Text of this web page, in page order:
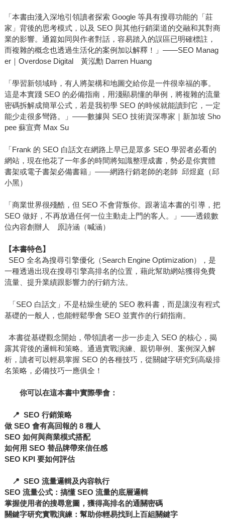
「本書由淺入深地引領讀者探索 Google 等具有搜尋功能的「莊
家」背後的思考模式，以及 SEO 與其他行銷渠道的交融和其對商
業的影響。通篇如同與作者對話，容易踏入的誤區已明確標註，
而複雜的概念也透過生活化的案例加以解釋！」——SEO Manag
er｜Overdose Digital 黃泓勳 Darren Huang
「學習新領域時，有人將架構和地圖交給你是一件很幸福的事。
這是本實踐 SEO 的必備指南，用淺顯易懂的舉例，將複雜的流量
密碼拆解成簡單公式，若是我初學 SEO 的時候就能讀到它，一定
能少走很多彎路。」——數據與 SEO 技術資深專家｜新加坡 Sho
pee 蘇宣齊 Max Su
「Frank 的 SEO 白話文在網路上早已是眾多 SEO 學習者必看的
網站，現在他花了一年多的時間將知識整理成書，勢必是你實體
書架或電子書架必備書籍」——網路行銷老師的老師 邱煜庭（邱
小黑）
「商業世界很殘酷，但 SEO 不會背叛你。跟著這本書的引導，把
SEO 做好，不再放過任何一位主動走上門的客人。」——透鏡數
位內容創辦人 原詩涵（喊涵）
【本書特色】
SEO 全名為搜尋引擎優化（Search Engine Optimization），是
一種透過出現在搜尋引擎高排名的位置，藉此幫助網站獲得免費
流量、提升業績跟影響力的行銷方法。
「SEO 白話文」不是枯燥生硬的 SEO 教科書，而是讓沒有程式
基礎的一般人，也能輕鬆學會 SEO 並實作的行銷指南。
本書從基礎觀念開始，帶領讀者一步一步走入 SEO 的核心，揭
露其背後的邏輯和策略。通過實戰演練、親切舉例、案例深入解
析，讀者可以輕易掌握 SEO 的各種技巧，從關鍵字研究到高級排
名策略，必備技巧一應俱全！
你可以在這本書中實際學會：
📍 SEO 行銷策略
做 SEO 會有高回報的 8 種人
SEO 如何與商業模式搭配
如何用 SEO 替品牌帶來信任感
SEO KPI 要如何評估
📍 SEO 流量邏輯及內容執行
SEO 流量公式：搞懂 SEO 流量的底層邏輯
掌握使用者的搜尋意圖，獲得高排名的通關密碼
關鍵字研究實戰演練：幫助你輕易找到上百組關鍵字